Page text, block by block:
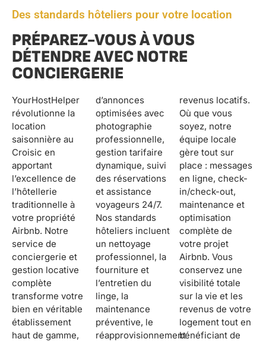
Des standards hôteliers pour votre location
PRÉPAREZ-VOUS À VOUS
DÉTENDRE AVEC NOTRE
CONCIERGERIE
YourHostHelper
révolutionne la
location
saisonnière au
Croisic en
apportant
l’excellence de
l’hôtellerie
traditionnelle à
votre propriété
Airbnb. Notre
service de
conciergerie et
gestion locative
complète
transforme votre
bien en véritable
établissement
haut de gamme,
d’annonces
optimisées avec
photographie
professionnelle,
gestion tarifaire
dynamique, suivi
des réservations
et assistance
voyageurs 24/7.
Nos standards
hôteliers incluent
un nettoyage
professionnel, la
fourniture et
l’entretien du
linge, la
maintenance
préventive, le
réapprovisionnement
revenus locatifs.
Où que vous
soyez, notre
équipe locale
gère tout sur
place : messages
en ligne, check-
in/check-out,
maintenance et
optimisation
complète de
votre projet
Airbnb. Vous
conservez une
visibilité totale
sur la vie et les
revenus de votre
logement tout en
bénéficiant de